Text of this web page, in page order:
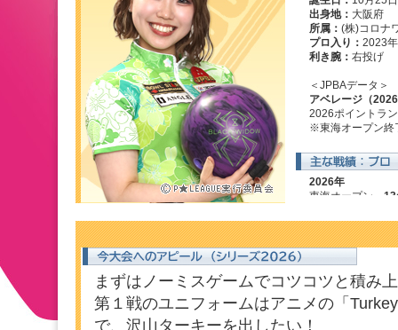
まずはノーミスゲームでコツコツと積み
第１戦のユニフォームはアニメの「
で、沢山ターキーを出したい！